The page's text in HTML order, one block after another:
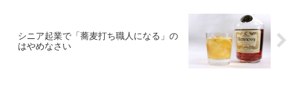
シニア起業で「蕎麦打ち職人になる」の
はやめなさい